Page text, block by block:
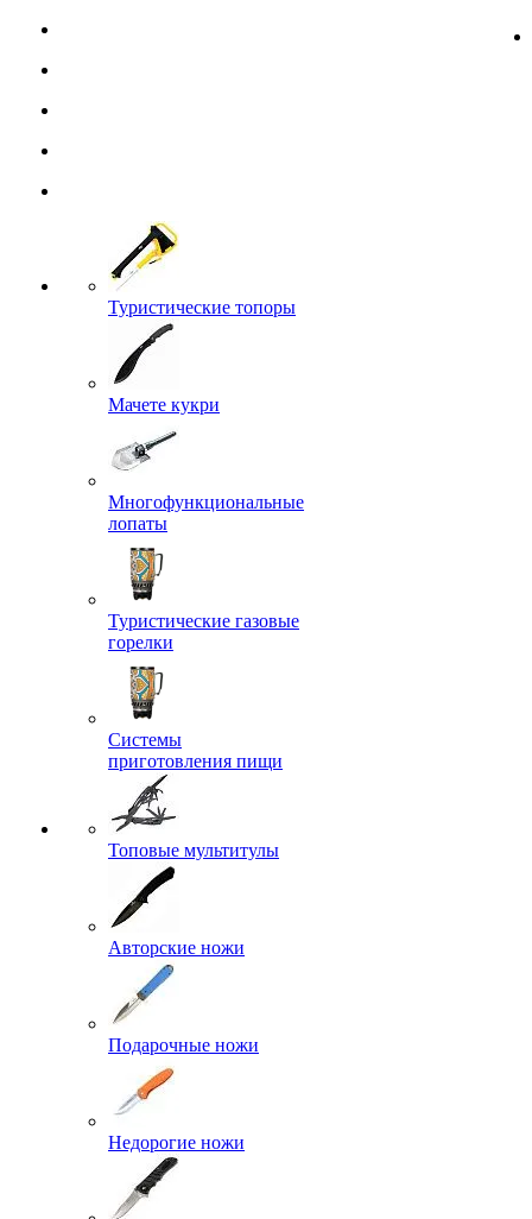
Туристические топоры
Мачете кукри
Многофункциональные
лопаты
Туристические газовые
горелки
Системы
приготовления пищи
Топовые мультитулы
Авторские ножи
Подарочные ножи
Недорогие ножи